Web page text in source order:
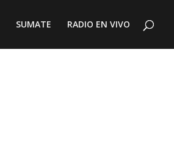
SUMATE RADIO EN VIVO